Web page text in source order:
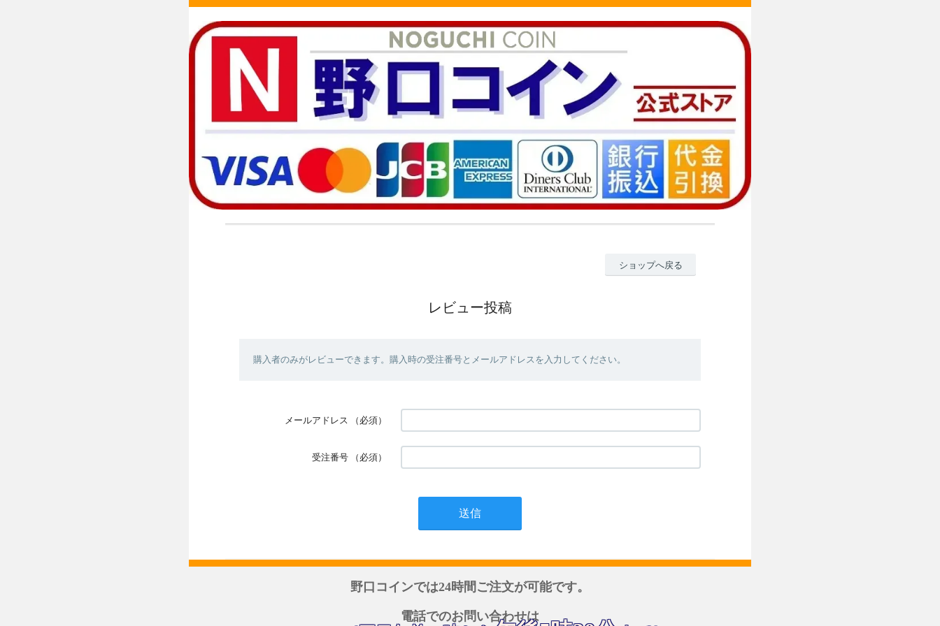
ショップへ戻る
レビュー投稿
購入者のみがレビューできます。購入時の受注番号とメールアドレスを入力してください。
メールアドレス （必須）
受注番号 （必須）
野口コインでは24時間ご注文が可能です。
電話でのお問い合わせは